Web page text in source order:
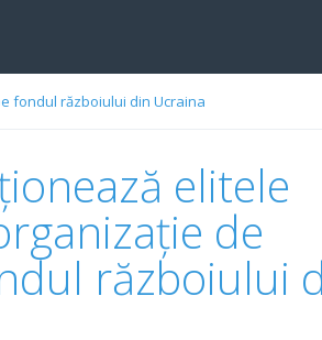
fondul războiului din Ucraina
elitele
de
războiului